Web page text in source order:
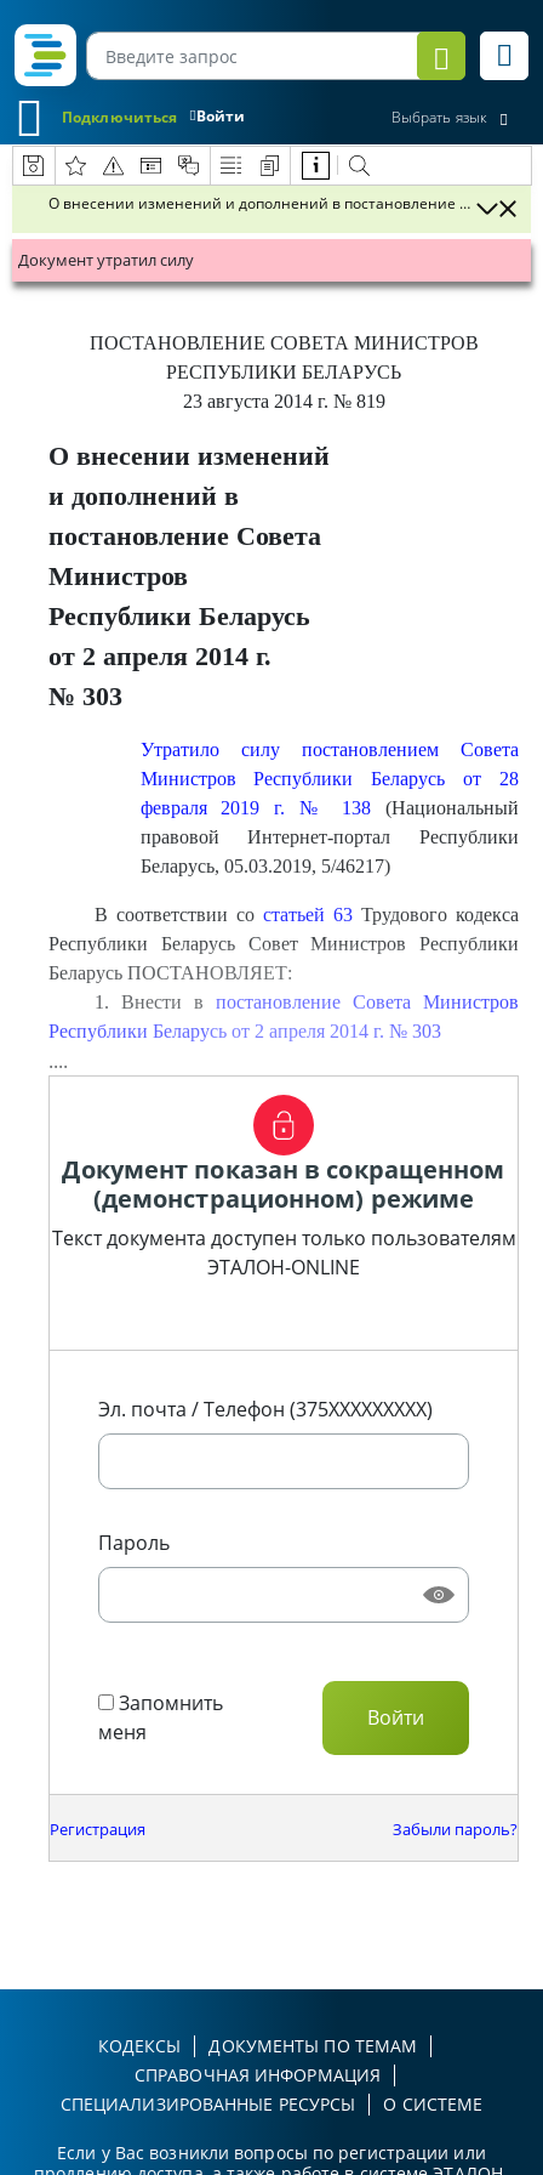
Войти
Подключиться Выбрать язык
О внесении изменений и дополнений в постановление Совета
Документ утратил силу
ПОСТАНОВЛЕНИЕ СОВЕТА МИНИСТРОВ
РЕСПУБЛИКИ БЕЛАРУСЬ
23 августа 2014 г. № 819
О внесении изменений
и дополнений в
постановление Совета
Министров
Республики Беларусь
от 2 апреля 2014 г.
№ 303
Утратило силу постановлением Совета
Министров Республики Беларусь от 28
февраля 2019 г. № 138 (Национальный
правовой Интернет-портал Республики
Беларусь, 05.03.2019, 5/46217)
В соответствии со статьей 63Трудового кодекса
Республики Беларусь Совет Министров Республики
Беларусь ПОСТАНОВЛЯЕТ:
1. Внести в постановление Совета Министров
Республики Беларусь от 2 апреля 2014 г. № 303
....
Документ показан в сокращенном
(демонстрационном) режиме
Текст документа доступен только пользователям
ЭТАЛОН-ONLINE
Эл. почта / Телефон (375XXXXXXXXX)
Пароль
Запомнить
меня
Регистрация Забыли пароль?
КОДЕКСЫ
ДОКУМЕНТЫ ПО ТЕМАМ
СПРАВОЧНАЯ ИНФОРМАЦИЯ
СПЕЦИАЛИЗИРОВАННЫЕ РЕСУРСЫ
О СИСТЕМЕ
Если у Вас возникли вопросы по регистрации или